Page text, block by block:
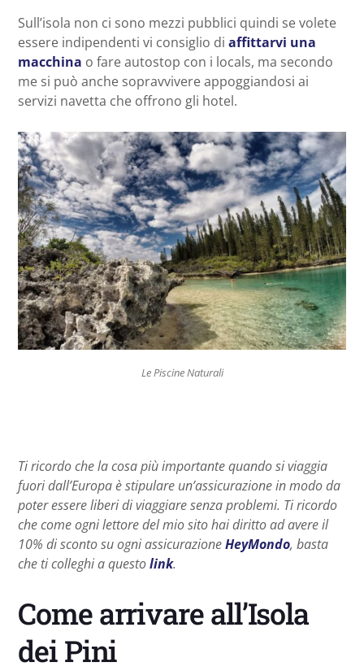
Sull’isola non ci sono mezzi pubblici quindi se volete
essere indipendenti vi consiglio di affittarvi una
macchina o fare autostop con i locals, ma secondo
me si può anche sopravvivere appoggiandosi ai
servizi navetta che offrono gli hotel.
Le Piscine Naturali
Ti ricordo che la cosa più importante quando si viaggia
fuori dall’Europa è stipulare un’assicurazione in modo da
poter essere liberi di viaggiare senza problemi. Ti ricordo
che come ogni lettore del mio sito hai diritto ad avere il
10% di sconto su ogni assicurazioneHeyMondo, basta
che ti colleghi a questolink.
Come arrivare all’Isola
dei Pini